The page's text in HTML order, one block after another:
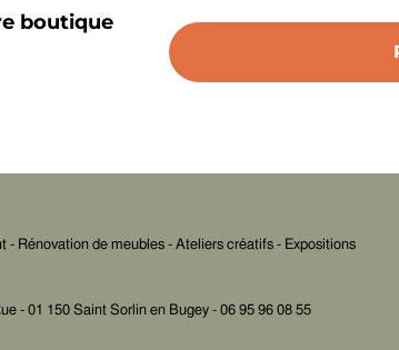
boutique
- Rénovation de meubles - Ateliers créatifs - Expositions
- 01 150 Saint Sorlin en Bugey - 06 95 96 08 55